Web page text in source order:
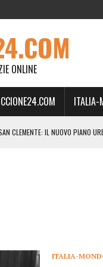
ONLINE
ITALIA-
CLEMENTE: IL NUOVO PIANO
SULL’ALBICOCCO ARRIVA
DIVENTA MEMORIA: IL CORPO,
AL VILLA ULTIMO ATTO DELLA
SALA DEL CONSIGLIO
ITALIA-